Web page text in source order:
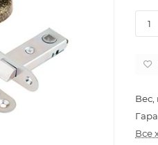
Вес,
Все